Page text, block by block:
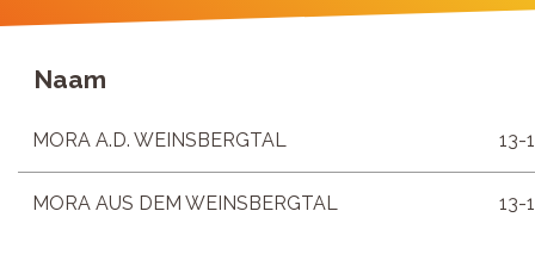
Naam
MORA A.D. WEINSBERGTAL 13-
MORA AUS DEM WEINSBERGTAL 13-